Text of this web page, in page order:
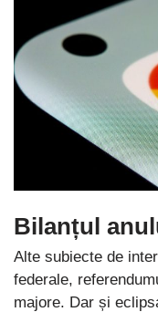
Bilanțul
Alte subiecte de
federale,
majore. Dar și